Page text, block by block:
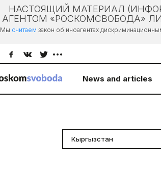
НАСТОЯЩИЙ МАТЕРИАЛ
АГЕНТОМ «РОСКОМСВОБОДА»
Мы считаем закон об иноагентах
News and articles